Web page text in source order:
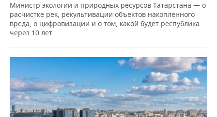
Министр экологии и природных ресурсов Татарстана — о
расчистке рек, рекультивации объектов накопленного
вреда, о цифровизации и о том, какой будет республика
через 10 лет